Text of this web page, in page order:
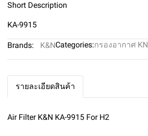
Short Description
KA-9915
Brands: K&NCategories:กรองอากาศ KN
รายละเอียดสินค้า
Air Filter K&N KA-9915 For H2